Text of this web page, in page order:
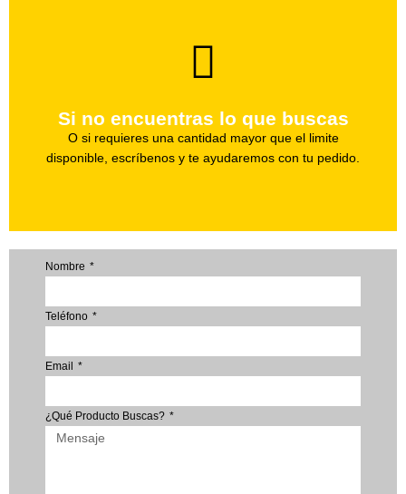
Si no encuentras lo que buscas
O si requieres una cantidad mayor que el limite
disponible, escríbenos y te ayudaremos con tu pedido.
Haz tu pedido
Nombre
Teléfono
Email
¿Qué Producto Buscas?